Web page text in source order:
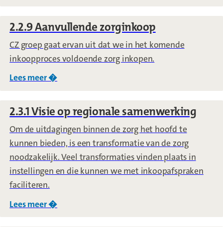
2.2.9 Aanvullende zorginkoop
CZ groep gaat ervan uit dat we in het komende
inkoopproces voldoende zorg inkopen.
Lees meer �
2.3.1 Visie op regionale samenwerking
Om de uitdagingen binnen de zorg het hoofd te
kunnen bieden, is een transformatie van de zorg
noodzakelijk. Veel transformaties vinden plaats in
instellingen en die kunnen we met inkoopafspraken
faciliteren.
Lees meer �